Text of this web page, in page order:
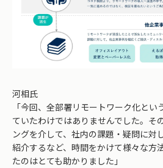
河相氏
「今回、全部署リモートワーク化と
ていたわけではありませんでした。そ
ングを介して、社内の課題・疑問に対
紹介するなど、時間をかけて様々な方
たのはとても助かりました」